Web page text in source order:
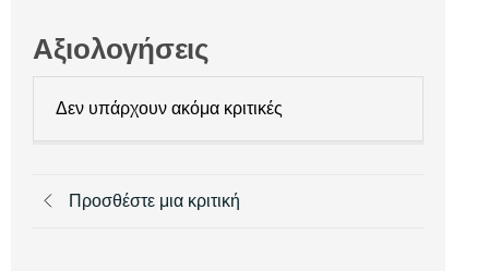
Αξιολογήσεις
Δεν υπάρχουν ακόμα κριτικές
Προσθέστε μια κριτική